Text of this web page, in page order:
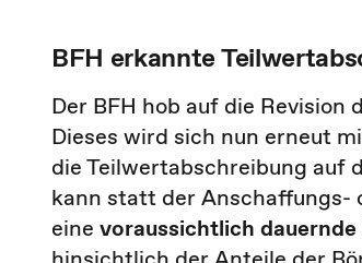
BFH erkannte
Der BFH hob auf die
Dieses wird sich nun erneut
die Teilwertabschreibung auf
kann statt der Anschaffungs-
eine voraussichtlich